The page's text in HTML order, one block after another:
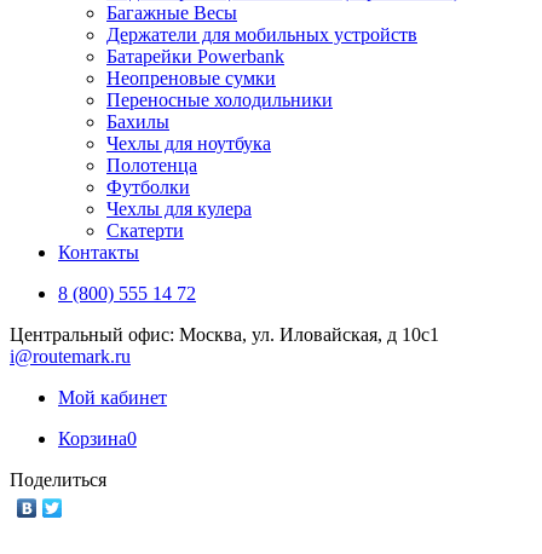
Багажные Весы
Держатели для мобильных устройств
Батарейки Powerbank
Неопреновые сумки
Переносные холодильники
Бахилы
Чехлы для ноутбука
Полотенца
Футболки
Чехлы для кулера
Скатерти
Контакты
8 (800) 555 14 72
Центральный офис: Москва, ул. Иловайская, д 10с1
i@routemark.ru
Мой кабинет
Корзина0
Поделиться